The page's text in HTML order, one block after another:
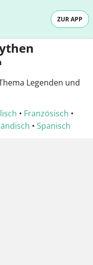
ZUR APP
Legenden und
• Französisch •
• Spanisch